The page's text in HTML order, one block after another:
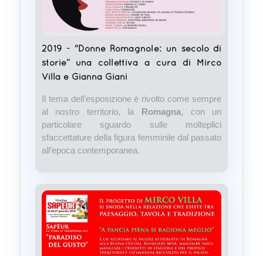
2019 - "Donne Romagnole: un secolo di
storie” una collettiva a cura di Mirco
Villa e Gianna Giani
Il tema dell’esposizione è rivolto come sempre
al nostro territorio, la Romagna, con un
particolare sguardo sulle molteplici
sfaccettature della figura femminile dal passato
all’epoca contemporanea.